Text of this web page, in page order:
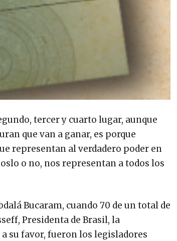
tercer y cuarto lugar, aunque
que van a ganar, es porque
representan al verdadero poder en
o no, nos representan a todos los
Bucaram, cuando 70 de un total de
Presidenta de Brasil, la
su favor, fueron los legisladores